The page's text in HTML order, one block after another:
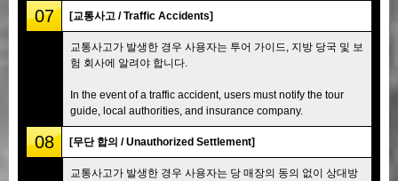
07 [교통사고 / Traffic Accidents]
교통사고가 발생한 경우 사용자는 투어 가이드, 지방 당국 및 보
험 회사에 알려야 합니다.
In the event of a traffic accident, users must notify the tour
guide, local authorities, and insurance company.
08 [무단 합의 / Unauthorized Settlement]
교통사고가 발생한 경우 사용자는 당 매장의 동의 없이 상대방